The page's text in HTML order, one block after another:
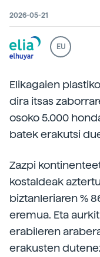
2026-05-21
EU
Elikagaien
dira itsas
osoko 5.000
batek erakutsi
Zazpi
kostaldeak
biztanleriaren %
eremua. Eta
erabileren
erakusten